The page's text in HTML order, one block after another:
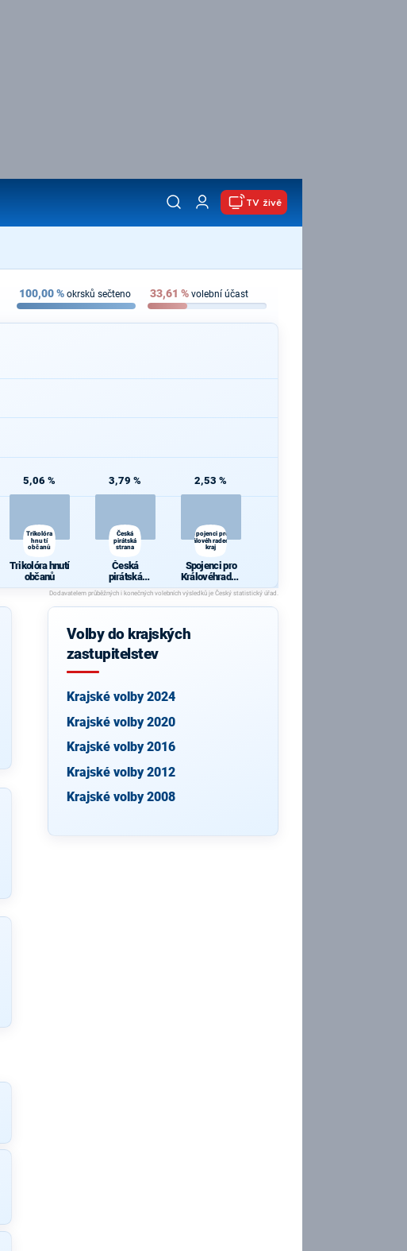
TV živě
100,00% okrsků sečteno 33,61 % volební účast
5,06 %
Trikolóra
hnutí
občanů
Trikolóra hnutí
občanů
3,79 %
Česká
pirátská
strana
Česká
pirátská
strana
2,53 %
Spojenci pro
Královéhradecký
kraj
Spojenci pro
Královéhradec
ký kraj
Volby do krajských
zastupitelstev
Krajské volby 2024
Krajské volby 2020
Krajské volby 2016
Krajské volby 2012
Krajské volby 2008